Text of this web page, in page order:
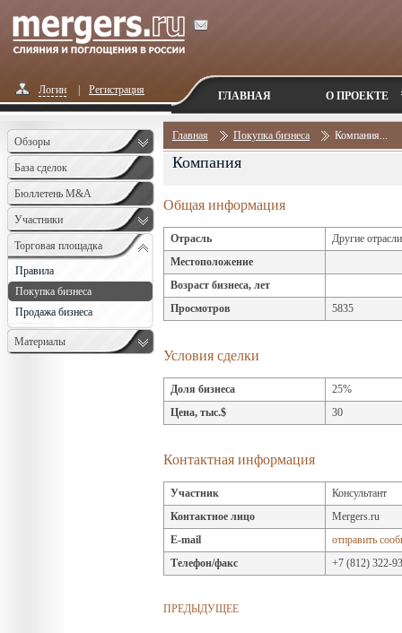
Логин Регистрация ГЛАВНАЯ О ПРОЕКТЕ
Обзоры
База сделок
Бюллетень M&A
Monthly
Участники
Торговая площадка
Правила
Покупка бизнеса
Продажа бизнеса
Материалы
Главная Покупка бизнеса Компания...
Компания
Общая информация
Отрасль
Другие
Местоположение
Возраст бизнеса, лет
Просмотров
5835
Условия сделки
Доля бизнеса
25%
Цена, тыс.$
30
Контактная информация
Участник
Консультант
Контактное лицо
Mergers.ru
E-mail
отправить
Телефон/факс
+7 (812) 322-
ПРЕДЫДУЩЕЕ